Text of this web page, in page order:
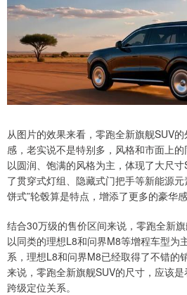
从图片的效果来看，零跑全新旗舰SUV
感，老实说不是特别多，风格和市面上
以圆润、饱满的风格为主，体现了大尺
了贯穿式灯组、隐藏式门把手等新能源
饼式”轮毂算是特点，增添了更多的豪华感
结合30万级的售价区间来说，零跑全新
以同类的理想L8和问界M8等增程车型为
系，理想L8和问界M8已经取得了不错的
来说，零跑全新旗舰SUV的尺寸，应该
跨级定位关系。